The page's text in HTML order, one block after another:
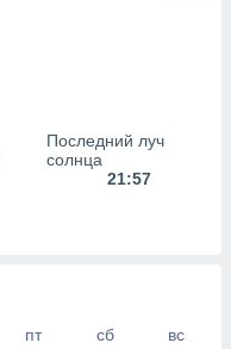
Последний луч
солнца
21:57
пт сб
вс